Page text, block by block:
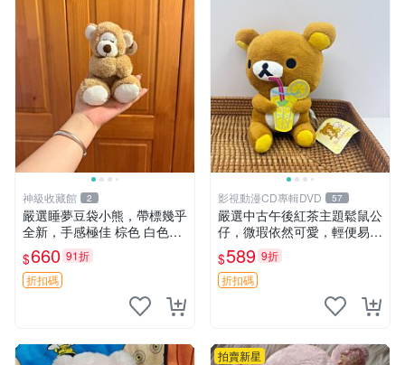
神級收藏館 2
嚴選睡夢豆袋小熊，帶標幾乎
全新，手感極佳 棕色 白色腳
掌 60包 睡枕 豆袋抱枕
$660 91折
折扣碼
影視動漫CD專輯DVD 57
嚴選中古午後紅茶主題鬆鼠公
仔，微瑕依然可愛，輕便易運
送 二手收藏推薦 工廠直營 快
遞到府 中古 玩偶 公仔
$589 9折
折扣碼
拍賣新星